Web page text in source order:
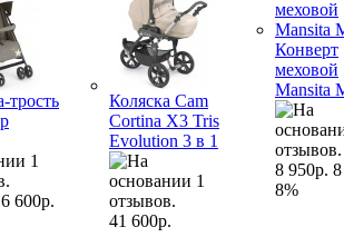
трость
6 600р.
Коляска Cam
Cortina X3 Tris
Evolution 3 в 1
41 600р.
Конверт
меховой
Mansita
8 950р.
8%